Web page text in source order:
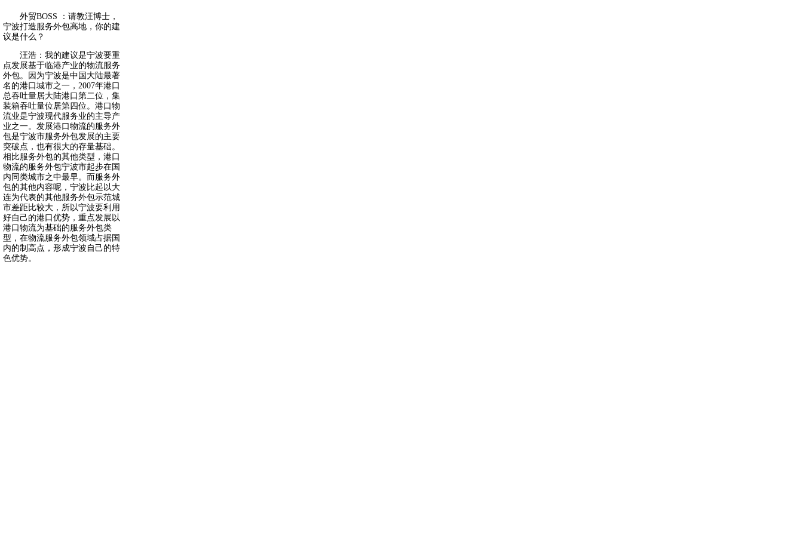
外贸BOSS ：请教汪博士，
宁波打造服务外包高地，你的建
议是什么？
汪浩：我的建议是宁波要重
点发展基于临港产业的物流服务
外包。因为宁波是中国大陆最著
名的港口城市之一，2007年港口
总吞吐量居大陆港口第二位，集
装箱吞吐量位居第四位。港口物
流业是宁波现代服务业的主导产
业之一。发展港口物流的服务外
包是宁波市服务外包发展的主要
突破点，也有很大的存量基础。
相比服务外包的其他类型，港口
物流的服务外包宁波市起步在国
内同类城市之中最早。而服务外
包的其他内容呢，宁波比起以大
连为代表的其他服务外包示范城
市差距比较大，所以宁波要利用
好自己的港口优势，重点发展以
港口物流为基础的服务外包类
型，在物流服务外包领域占据国
内的制高点，形成宁波自己的特
色优势。